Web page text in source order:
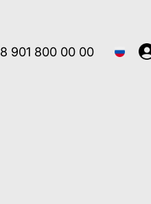
8 901 800 00 00